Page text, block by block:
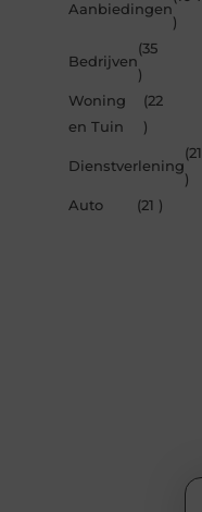
Aanbiedingen
)
Bedrijven
(35
)
Woning
en Tuin
(22
)
Dienstverlening
(21
)
Auto
(21 )